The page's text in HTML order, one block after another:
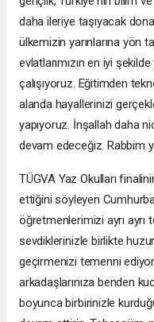
daha ileriye taşıyacak
ülkemizin yarınlarına yön
evlatlarımızın en iyi
çalışıyoruz. Eğitimden
alanda hayallerinizi
yapıyoruz. İnşallah daha
devam edeceğiz. Rabbim
TÜGVA Yaz Okulları
ettiğini söyleyen
öğretmenlerimizi ayrı ayrı
sevdiklerinizle birlikte
geçirmenizi temenni
arkadaşlarınıza benden
boyunca birbirinizle